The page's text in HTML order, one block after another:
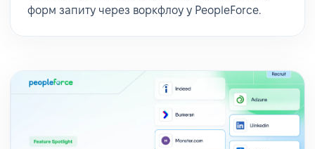
форм запиту через воркфлоу у PeopleForce.